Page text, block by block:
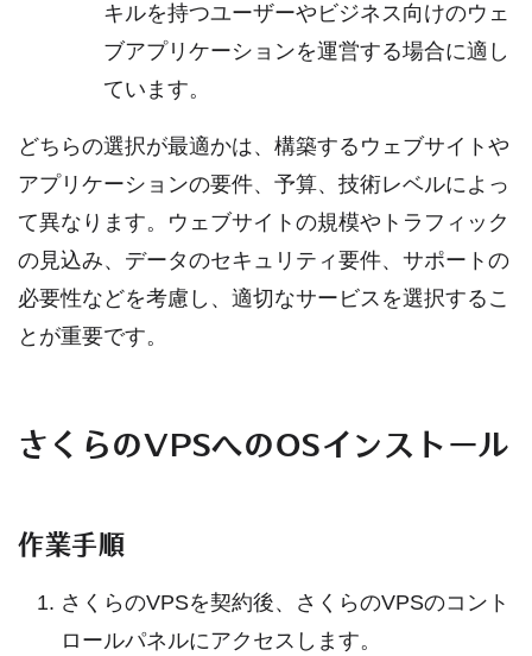
キルを持つユーザーやビジネス向けのウェ
ブアプリケーションを運営する場合に適し
ています。
どちらの選択が最適かは、構築するウェブサイトや
アプリケーションの要件、予算、技術レベルによっ
て異なります。ウェブサイトの規模やトラフィック
の見込み、データのセキュリティ要件、サポートの
必要性などを考慮し、適切なサービスを選択するこ
とが重要です。
さくらのVPSへのOSインストール
作業手順
さくらのVPSを契約後、さくらのVPSのコント
ロールパネルにアクセスします。